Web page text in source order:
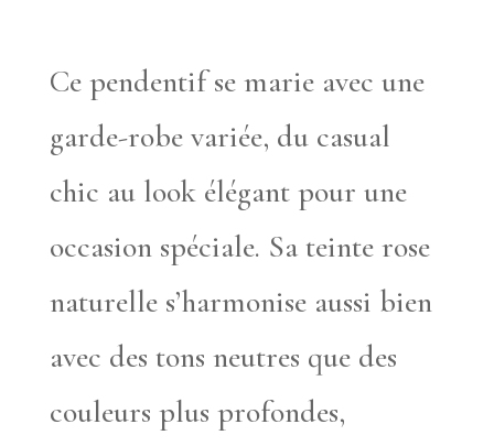
Ce pendentif se marie avec une
garde-robe variée, du casual
chic au look élégant pour une
occasion spéciale. Sa teinte rose
naturelle s’harmonise aussi bien
avec des tons neutres que des
couleurs plus profondes,